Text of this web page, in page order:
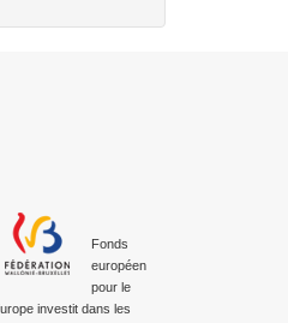
Fonds
européen
pour le
investit dans les